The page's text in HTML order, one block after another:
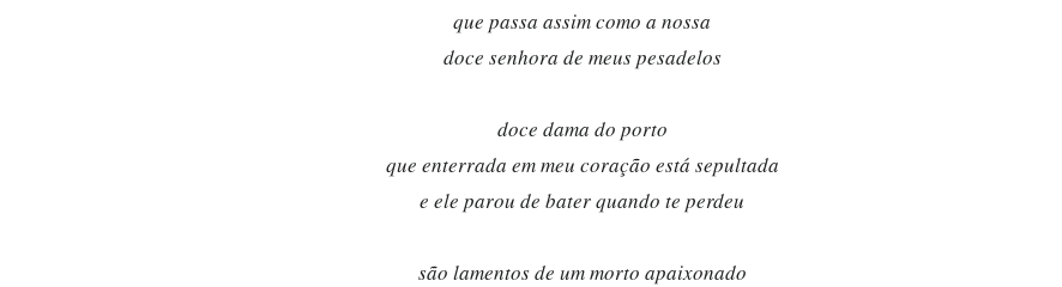
que passa assim como a nossa
doce senhora de meus pesadelos
doce dama do porto
que enterrada em meu coração está sepultada
e ele parou de bater quando te perdeu
são lamentos de um morto apaixonado